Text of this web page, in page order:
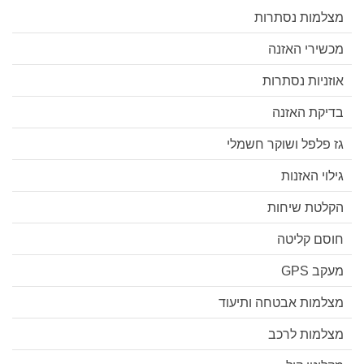
מצלמות נסתרות
מכשירי האזנה
אוזניות נסתרות
בדיקת האזנה
גז פלפל ושוקר חשמלי
גילוי האזנות
הקלטת שיחות
חוסם קליטה
מעקב GPS
מצלמות אבטחה ותיעוד
מצלמות לרכב